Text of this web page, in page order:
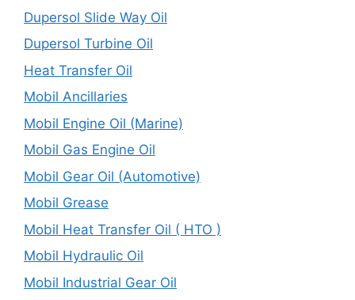
Dupersol Slide Way Oil
Dupersol Turbine Oil
Heat Transfer Oil
Mobil Ancillaries
Mobil Engine Oil (Marine)
Mobil Gas Engine Oil
Mobil Gear Oil (Automotive)
Mobil Grease
Mobil Heat Transfer Oil ( HTO )
Mobil Hydraulic Oil
Mobil Industrial Gear Oil